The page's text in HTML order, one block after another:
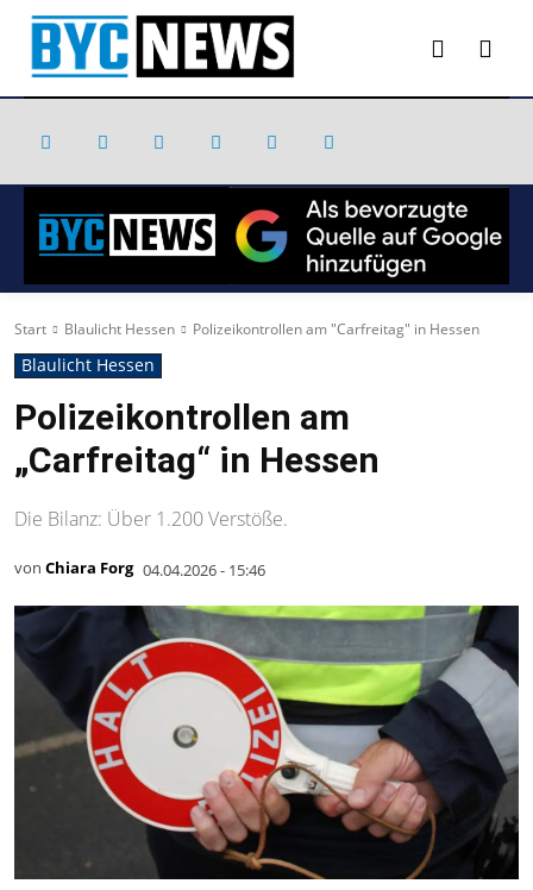
Start Blaulicht Hessen Polizeikontrollen am "Carfreitag" in Hessen
Blaulicht Hessen
Polizeikontrollen am
„Carfreitag“ in Hessen
Die Bilanz: Über 1.200 Verstöße.
von Chiara Forg 04.04.2026 - 15:46